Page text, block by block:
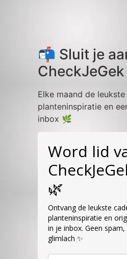
📬 Sluit je
Elke maand de
planteninspiratie en
inbox 🌿
Word lid
🌿
Ontvang de leukste
planteninspiratie en
in je inbox. Geen spam,
glimlach ✨